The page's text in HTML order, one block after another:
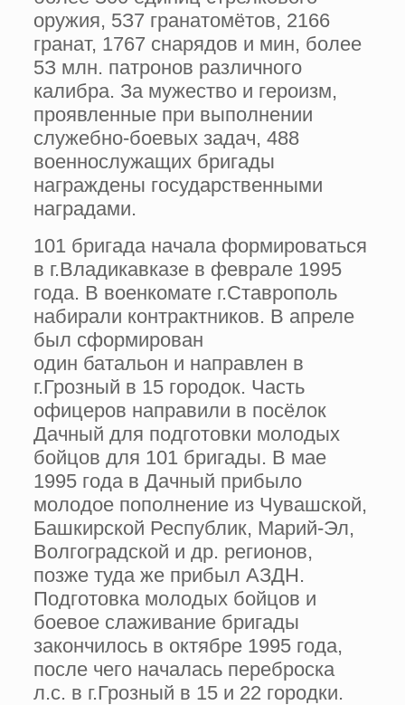
оружия, 5З7 гранатомётов, 2166
гранат, 1767 снарядов и мин, более
5З млн. патронов различного
калибра. За мужество и героизм,
проявленные при выполнении
служебно-боевых задач, 488
военнослужащих бригады
награждены государственными
наградами.
101 бригада начала формироваться
в г.Владикавказе в феврале 1995
года. В военкомате г.Ставрополь
набирали контрактников. В апреле
был сформирован
один батальон и направлен в
г.Грозный в 15 городок. Часть
офицеров направили в посёлок
Дачный для подготовки молодых
бойцов для 101 бригады. В мае
1995 года в Дачный прибыло
молодое пополнение из Чувашской,
Башкирской Республик, Марий-Эл,
Волгоградской и др. регионов,
позже туда же прибыл АЗДН.
Подготовка молодых бойцов и
боевое слаживание бригады
закончилось в октябре 1995 года,
после чего началась переброска
л.с. в г.Грозный в 15 и 22 городки.